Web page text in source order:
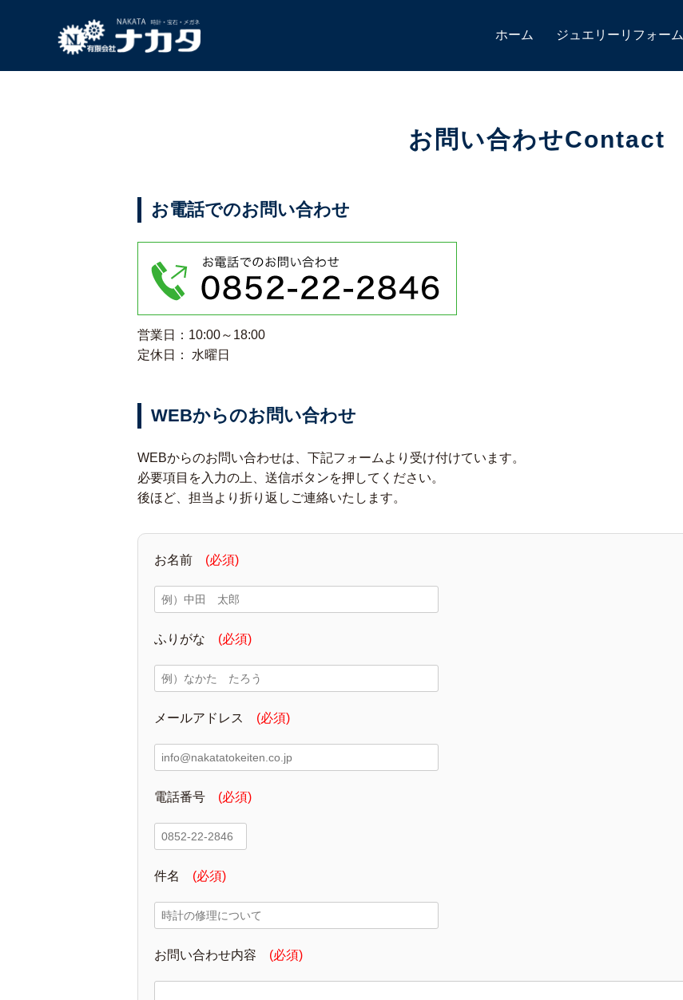
ホーム ジュエリーリフォーム
お問い合わせContact
お電話でのお問い合わせ
営業日：10:00～18:00
定休日： 水曜日
WEBからのお問い合わせ
WEBからのお問い合わせは、下記フォームより受け付けています。
必要項目を入力の上、送信ボタンを押してください。
後ほど、担当より折り返しご連絡いたします。
お名前 (必須)
ふりがな (必須)
メールアドレス (必須)
電話番号 (必須)
件名 (必須)
お問い合わせ内容 (必須)